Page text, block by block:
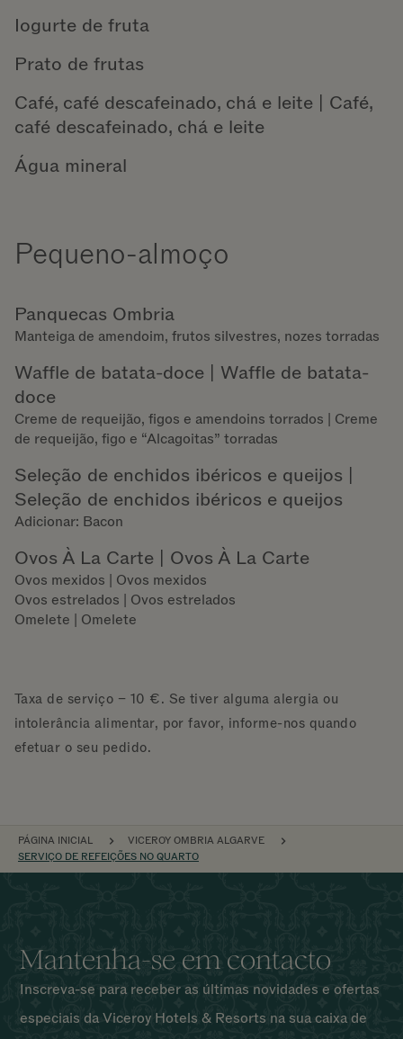
Iogurte de fruta
Prato de frutas
Café, café descafeinado, chá e leite | Café,
café descafeinado, chá e leite
Água mineral
Pequeno-almoço
Panquecas Ombria
Manteiga de amendoim, frutos silvestres, nozes torradas
Waffle de batata-doce | Waffle de batata-
doce
Creme de requeijão, figos e amendoins torrados | Creme
de requeijão, figo e “Alcagoitas” torradas
Seleção de enchidos ibéricos e queijos |
Seleção de enchidos ibéricos e queijos
Adicionar: Bacon
Ovos À La Carte | Ovos À La Carte
Ovos mexidos | Ovos mexidos
Ovos estrelados | Ovos estrelados
Omelete | Omelete
Taxa de serviço – 10 €. Se tiver alguma alergia ou
intolerância alimentar, por favor, informe-nos quando
efetuar o seu pedido.
NAVEGAÇÃO
PÁGINA INICIAL
VICEROY OMBRIA ALGARVE
SERVIÇO DE REFEIÇÕES NO QUARTO
Mantenha-se em contacto
Inscreva-se para receber as últimas novidades e ofertas
especiais da Viceroy Hotels & Resorts na sua caixa de